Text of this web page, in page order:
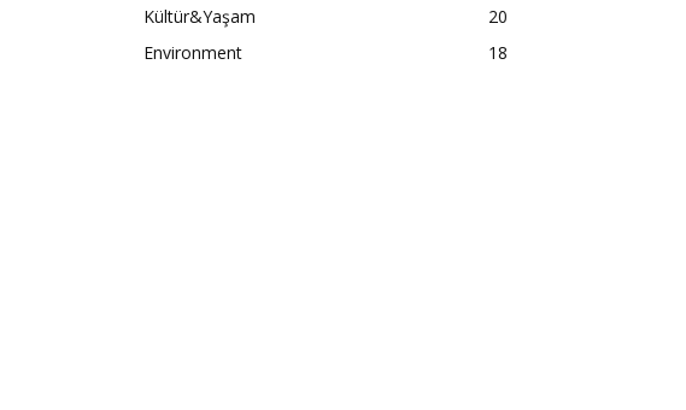
Kültür&Yaşam
20
Environment
18